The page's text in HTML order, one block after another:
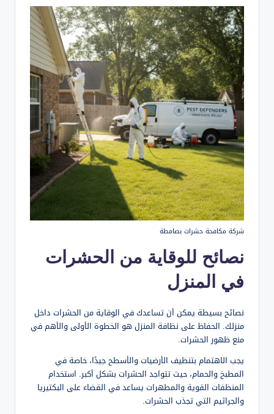
شركة مكافحة حشرات بصامطة
نصائح للوقاية من الحشرات
في المنزل
نصائح بسيطة يمكن أن تساعدك في الوقاية من الحشرات داخل
منزلك. الحفاظ على نظافة المنزل هو الخطوة الأولى والأهم في
منع ظهور الحشرات.
يجب الاهتمام بتنظيف الأرضيات والأسطح جيدًا، خاصة في
المطبخ والحمام، حيث تتواجد الحشرات بشكل أكبر. استخدام
المنظفات القوية والمطهرات يساعد في القضاء على البكتيريا
والجراثيم التي تجذب الحشرات.